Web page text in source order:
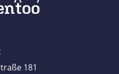
181